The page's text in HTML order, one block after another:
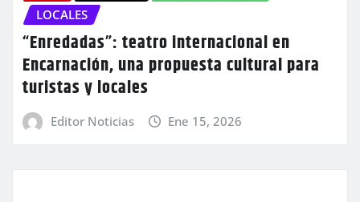
LOCALES
“Enredadas”: teatro internacional en
Encarnación, una propuesta cultural para
turistas y locales
Editor Noticias Ene 15, 2026